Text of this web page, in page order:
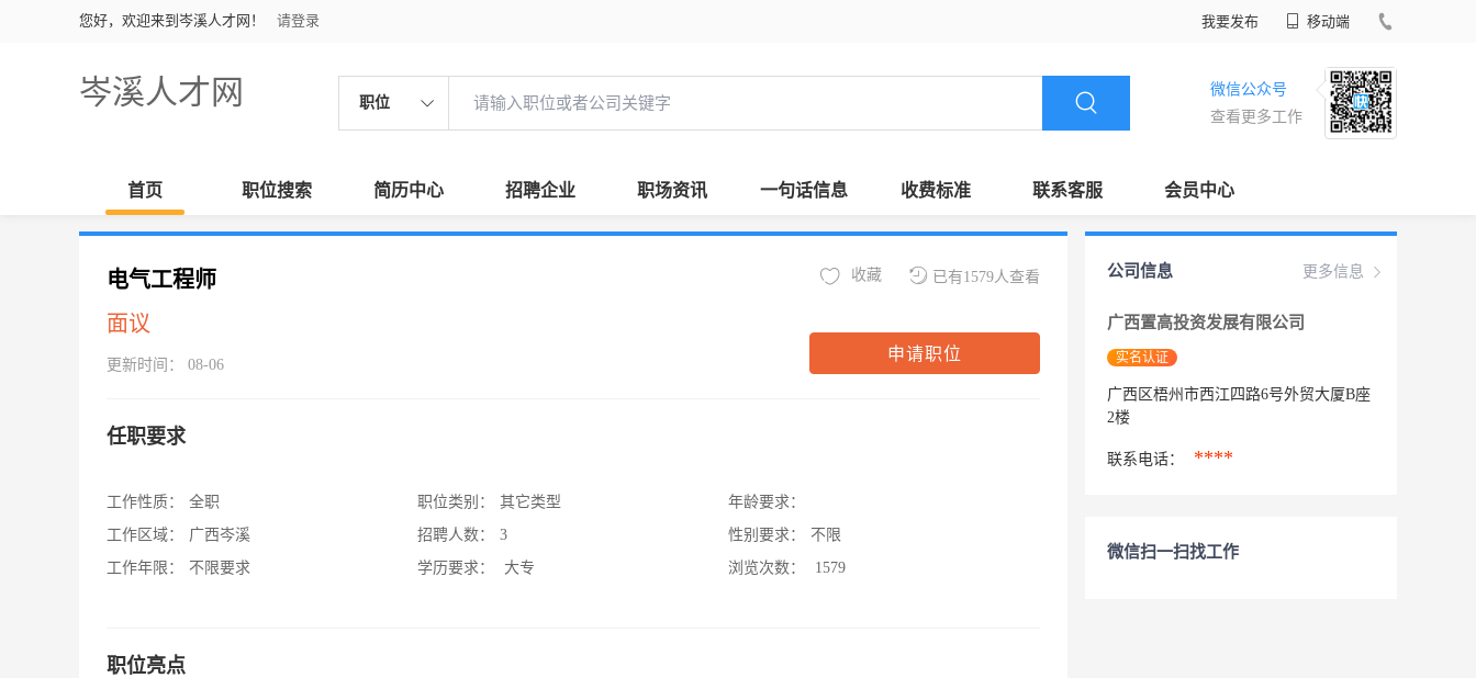
您好，欢迎来到岑溪人才网！ 请登录 我要发布 移动端
岑溪人才网 职位
微信公众号
查看更多工作
首页 职位搜索 简历中心 招聘企业 职场资讯 一句话信息 收费标准 联系客服 会员中心
电气工程师
面议
更新时间： 08-06
已有1579人查看
收藏
申请职位
任职要求
工作性质：
全职
工作区域：
广西岑溪
工作年限：
不限要求
职位类别：
其它类型
招聘人数：
3
学历要求：
大专
年龄要求：
性别要求：
不限
浏览次数：
1579
职位亮点
更多信息
公司信息
广西置高投资发展有限公司
实名认证
广西区梧州市西江四路6号外贸大厦B座
2楼
联系电话： ****
微信扫一扫找工作